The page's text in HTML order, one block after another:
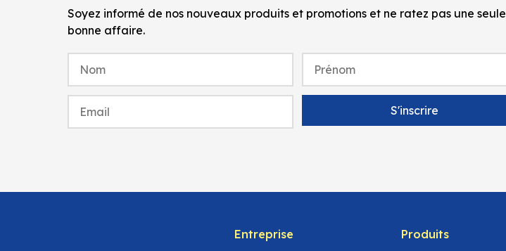
Soyez informé de nos nouveaux produits et promotions et ne ratez pas une seule
bonne affaire.
Entreprise Produits